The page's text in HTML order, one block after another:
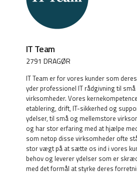
IT Team
2791 DRAGØR
IT Team er for vores kunder som
yder professionel IT rådgivning til
virksomheder. Vores
etablering, drift, IT-sikkerhed og
ydelser, til små og mellemstore
og har stor erfaring med at hjælpe
som netop disse virksomheder ofte
stor vægt på at sætte os ind i vores
behov og leverer ydelser som er
med det formål at styrke deres